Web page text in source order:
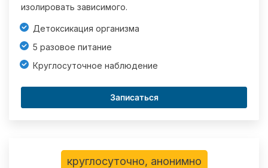
изолировать зависимого.
Детоксикация организма
5 разовое питание
Круглосуточное наблюдение
Записаться
круглосуточно, анонимно